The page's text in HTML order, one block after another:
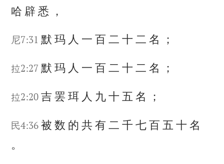
哈 辟 悉 ，
尼7:31 默玛 人 一百二十二名 ；
拉2:27 默玛 人 一百二十二名 ；
拉2:20 吉罢珥 人 九十 五名 ；
民4:36 被数 的共有二千七百 五十名
。